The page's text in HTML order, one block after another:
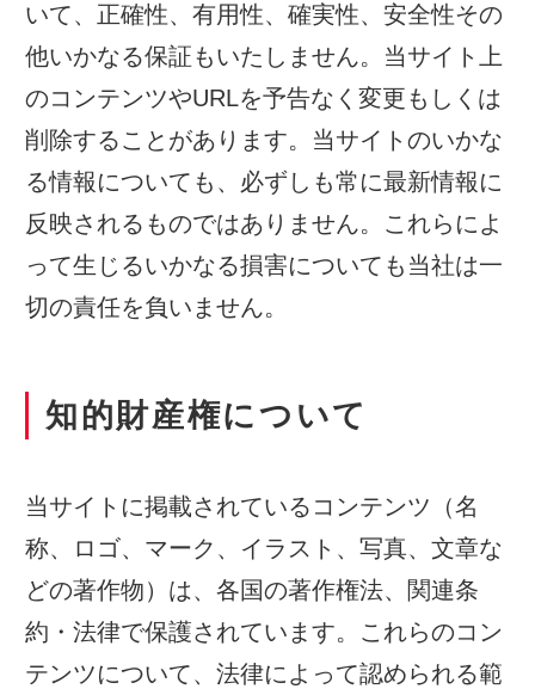
いて、正確性、有用性、確実性、安全性その
他いかなる保証もいたしません。当サイト上
のコンテンツやURLを予告なく変更もしくは
削除することがあります。当サイトのいかな
る情報についても、必ずしも常に最新情報に
反映されるものではありません。これらによ
って生じるいかなる損害についても当社は一
切の責任を負いません。
知的財産権について
当サイトに掲載されているコンテンツ（名
称、ロゴ、マーク、イラスト、写真、文章な
どの著作物）は、各国の著作権法、関連条
約・法律で保護されています。これらのコン
テンツについて、法律によって認められる範